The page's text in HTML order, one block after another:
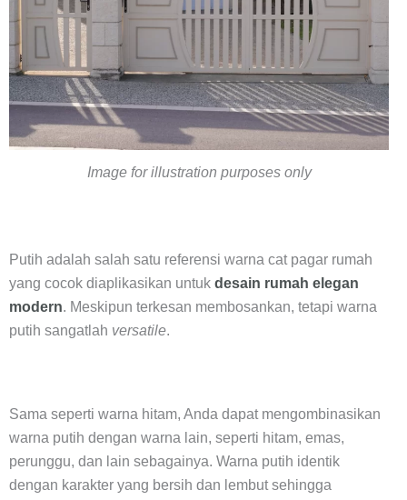
Image for illustration purposes only
Putih adalah salah satu referensi warna cat pagar rumah
yang cocok diaplikasikan untuk desain rumah elegan
modern. Meskipun terkesan membosankan, tetapi warna
putih sangatlah versatile.
Sama seperti warna hitam, Anda dapat mengombinasikan
warna putih dengan warna lain, seperti hitam, emas,
perunggu, dan lain sebagainya. Warna putih identik
dengan karakter yang bersih dan lembut sehingga